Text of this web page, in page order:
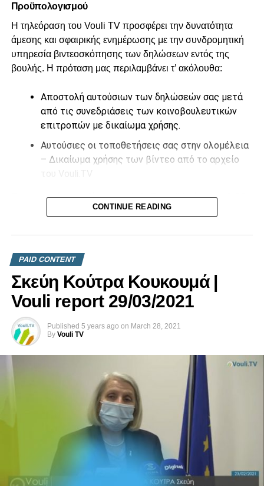
Προϋπολογισμού
Η τηλεόραση του Vouli TV προσφέρει την δυνατότητα
άμεσης και σφαιρικής ενημέρωσης με την συνδρομητική
υπηρεσία βιντεοσκόπησης των δηλώσεων εντός της
βουλής. Η πρόταση μας περιλαμβάνει τ’ ακόλουθα:
Αποστολή αυτούσιων των δηλώσεών σας μετά
από τις συνεδριάσεις των κοινοβουλευτικών
επιτροπών με δικαίωμα χρήσης.
Αυτούσιες οι τοποθετήσεις σας στην ολομέλεια
– Δικαίωμα χρήσης των βίντεο από το αρχείο
Επικοινωνήστε μαζί μας στοinfo@vouli.tvή στοτηλ 96
για περισσότερες πληροφορίες.
CONTINUE READING
PAID CONTENT
Σκεύη Κούτρα Κουκουμά |
Vouli report 29/03/2021
Published 5 years ago on March 28, 2021
By Vouli TV